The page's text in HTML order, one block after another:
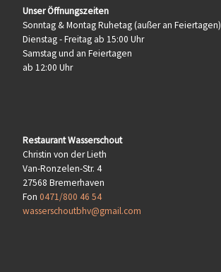
Unser Öffnungszeiten
Sonntag & Montag Ruhetag (außer an Feiertagen)
Dienstag - Freitag ab 15:00 Uhr
Samstag und an Feiertagen
ab 12:00 Uhr
Restaurant Wasserschout
Christin von der Lieth
Van-Ronzelen-Str. 4
27568 Bremerhaven
Fon 0471/800 46 54
wasserschoutbhv@gmail.com